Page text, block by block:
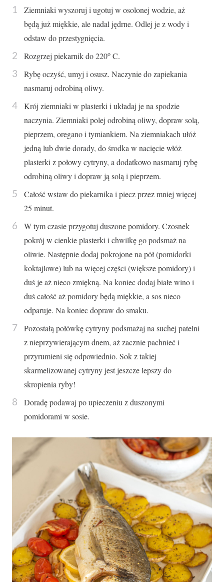
Ziemniaki wyszoruj i ugotuj w osolonej wodzie, aż
będą już miękkie, ale nadal jędrne. Odlej je z wody i
odstaw do przestygnięcia.
Rozgrzej piekarnik do 220o C.
Rybę oczyść, umyj i osusz. Naczynie do zapiekania
nasmaruj odrobiną oliwy.
Krój ziemniaki w plasterki i układaj je na spodzie
naczynia. Ziemniaki polej odrobiną oliwy, dopraw solą,
pieprzem, oregano i tymiankiem. Na ziemniakach ułóż
jedną lub dwie dorady, do środka w nacięcie włóż
plasterki z połowy cytryny, a dodatkowo nasmaruj rybę
odrobiną oliwy i dopraw ją solą i pieprzem.
Całość wstaw do piekarnika i piecz przez mniej więcej
25 minut.
W tym czasie przygotuj duszone pomidory. Czosnek
pokrój w cienkie plasterki i chwilkę go podsmaż na
oliwie. Następnie dodaj pokrojone na pół (pomidorki
koktajlowe) lub na więcej części (większe pomidory) i
duś je aż nieco zmiękną. Na koniec dodaj białe wino i
duś całość aż pomidory będą miękkie, a sos nieco
odparuje. Na koniec dopraw do smaku.
Pozostałą połówkę cytryny podsmażaj na suchej patelni
z nieprzywierającym dnem, aż zacznie pachnieć i
przyrumieni się odpowiednio. Sok z takiej
skarmelizowanej cytryny jest jeszcze lepszy do
skropienia ryby!
Doradę podawaj po upieczeniu z duszonymi
pomidorami w sosie.